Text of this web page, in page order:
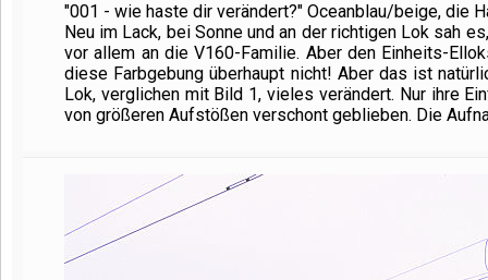
"001 - wie haste dir verändert?" Oceanblau/beige, die
Neu im Lack, bei Sonne und an der richtigen Lok sah
vor allem an die V160-Familie. Aber den Einheits-
diese Farbgebung überhaupt nicht! Aber das ist
Lok, verglichen mit Bild 1, vieles verändert. Nur ihre
von größeren Aufstößen verschont geblieben. Die